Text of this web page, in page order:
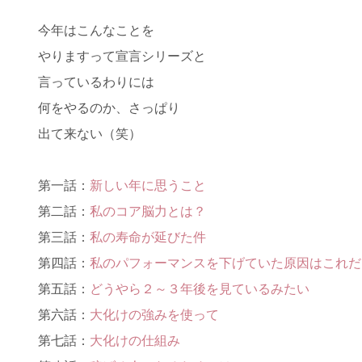
今年はこんなことを
やりますって宣言シリーズと
言っているわりには
何をやるのか、さっぱり
出て来ない（笑）
第一話： 新しい年に思うこと
第二話： 私のコア脳力とは？
第三話： 私の寿命が延びた件
第四話： 私のパフォーマンスを下げていた原因はこれ
第五話： どうやら２～３年後を見ているみたい
第六話： 大化けの強みを使って
第七話： 大化けの仕組み